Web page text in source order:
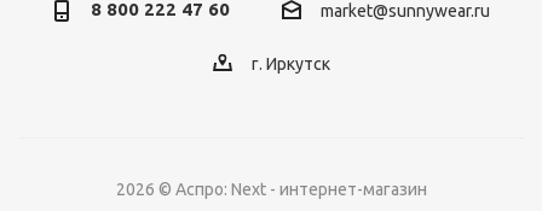
8 800 222 47 60 market@sunnywear.ru
г. Иркутск
2026 © Аспро: Next - интернет-магазин